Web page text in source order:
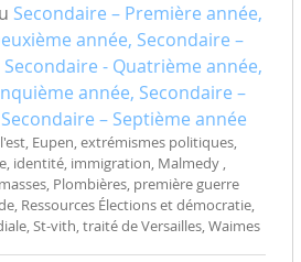
Secondaire – Première année,
année, Secondaire –
- Quatrième année,
année, Secondaire –
– Septième année
Eupen, extrémismes politiques,
identité, immigration, Malmedy ,
Plombières, première guerre
Ressources Élections et démocratie,
St-vith, traité de Versailles, Waimes